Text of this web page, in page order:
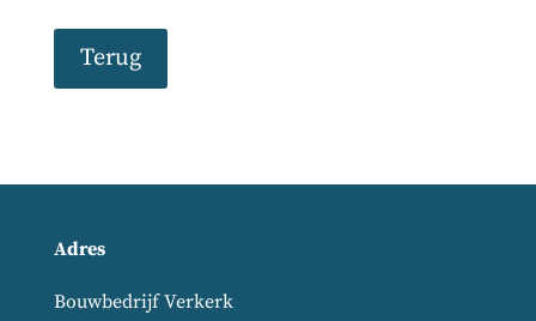
Terug
Adres
Bouwbedrijf Verkerk